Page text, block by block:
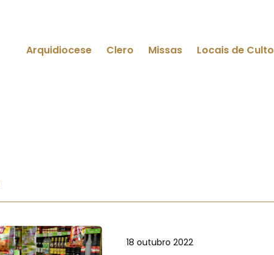
Arquidiocese Clero Missas Locais de Culto
18 outubro 2022